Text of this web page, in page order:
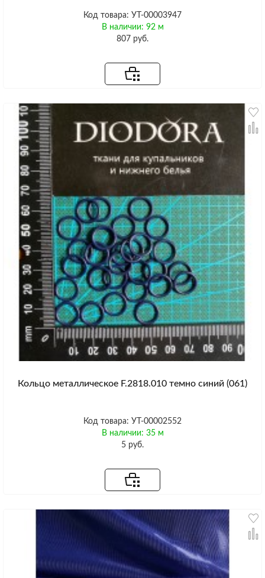
Код товара: УТ-00003947
В наличии: 92 м
807 руб.
Кольцо металлическое F.2818.010 темно синий (061)
Код товара: УТ-00002552
В наличии: 35 м
5 руб.